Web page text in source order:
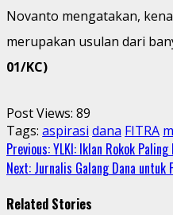
Novanto mengatakan,
merupakan usulan dari
01/KC)
Post Views: 89
Tags: aspirasi dana FITRA
Continue
Reading
Previous:YLKI: Iklan Rokok
Next: Jurnalis Galang Dana untuk
Related Stories